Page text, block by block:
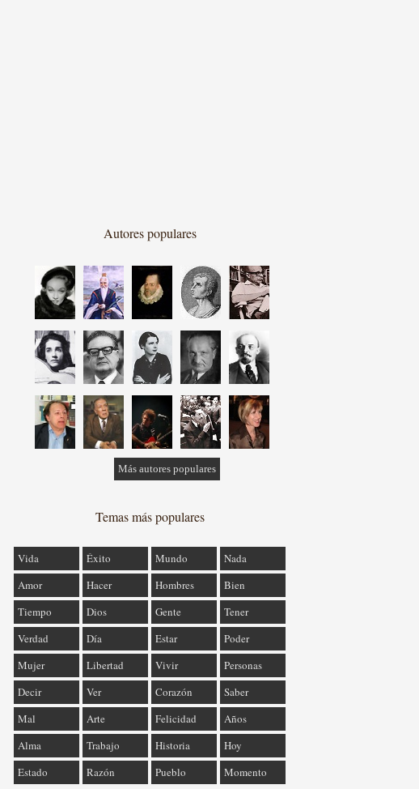
Autores populares
Más autores populares
Temas más populares
Vida Éxito Mundo
Nada
Amor
Hacer Hombres
Bien
Tiempo
Dios Gente
Tener
Verdad
Día Estar
Poder
Mujer
Libertad Vivir
Personas
Decir
Ver Corazón
Saber
Mal
Arte Felicidad
Años
Alma
Trabajo Historia
Hoy
Estado
Razón Pueblo Momento